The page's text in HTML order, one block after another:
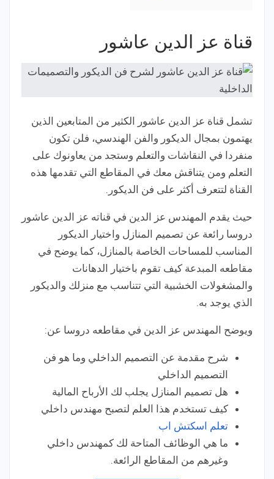
قناة عز الدين عاشور
تشمل قناة عز الدين عاشور الكثير من المتابعين الذين
يهتمون بمجال الديكور والفن الهندسي، فلن تكون
منفردا في النقاشات والتعلم وستجد من يعاونوك على
التعلم ومن يتناقش معك في المقاطع التي تقدمها هذه
القناة لتتعرف أكثر على فن الديكور.
حيث يقدم المهندس عز الدين في قناته عز الدين عاشور
دروسا رائعة عن تصميم المنازل واختيار الديكور
المناسب للمساحات الخاصة بالمنازل، كما يوضح في
مقاطعه المبدعة كيف تقوم باختيار الدهانات
والمشغولات الخشبية التي تتناسب مع منزلك والديكور
الذي يوجد به.
ويوضح المهندس عز الدين في مقاطعه دروسا عن:
شرح مقدمة عن التصميم الداخلي وما هو فن
التصميم الداخلي
هل تصميم المنازل يجلب لك الأرباح المالية
كيف تستخدم هذا العلم لتصبح مهندس داخلي
تعلم اسكتش اب
ما هي الوظائف المتاحة لك كمهندس داخلي
وغيرهم من المقاطع الرائعة.